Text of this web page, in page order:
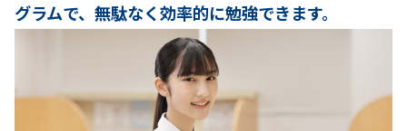
グラムで、無駄なく効率的に勉強できます。